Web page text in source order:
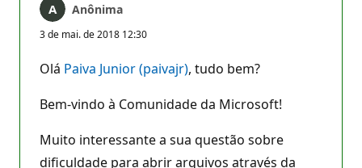
Anônima
3 de mai. de 2018 12:30
Olá Paiva Junior (paivajr), tudo bem?
Bem-vindo à Comunidade da Microsoft!
Muito interessante a sua questão sobre
dificuldade para abrir arquivos através da